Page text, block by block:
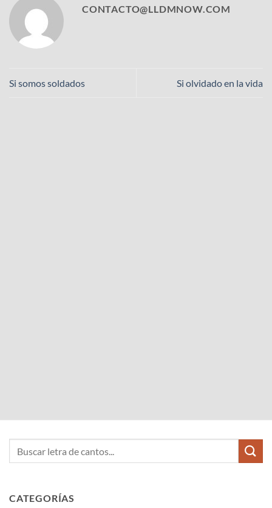
CONTACTO@LLDMNOW.COM
Si somos soldados Si olvidado en la vida
CATEGORÍAS